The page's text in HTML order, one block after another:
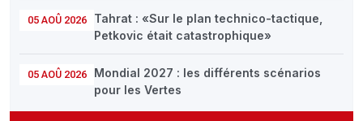
05 AOÛ 2026
Tahrat : «Sur le plan technico-tactique,
Petkovic était catastrophique»
05 AOÛ 2026
Mondial 2027 : les différents scénarios
pour les Vertes